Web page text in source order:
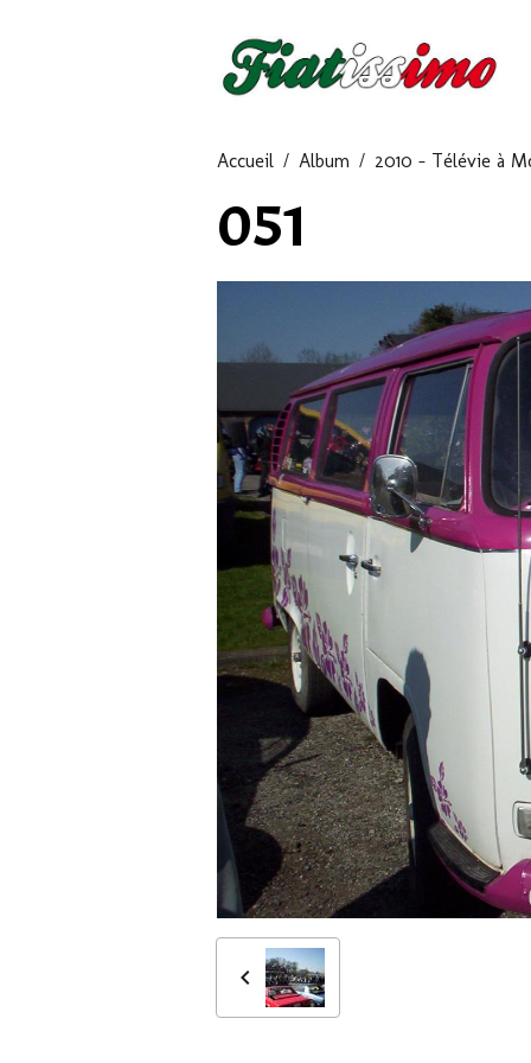
Accueil Album 2010 - Télévie à
051